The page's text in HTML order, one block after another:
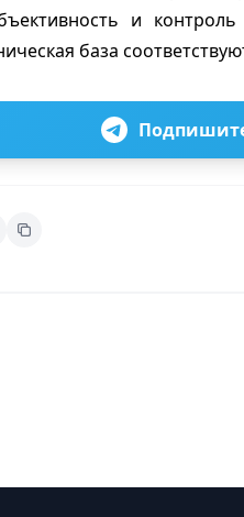
и
база